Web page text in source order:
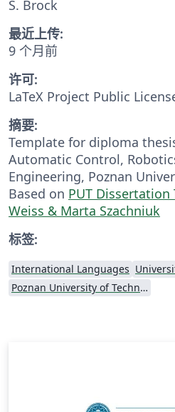
S. Brock
最近上传:
9 个月前
许可:
LaTeX Project Public
摘要:
Template for diploma
Automatic Control,
Engineering, Poznan
Based on PUT
Weiss & Marta Szachniuk
标签:
International Languages
Poznan University of Technology